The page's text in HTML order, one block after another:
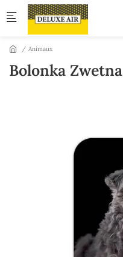
Skip to main content
Animaux
Bolonka Zwetna